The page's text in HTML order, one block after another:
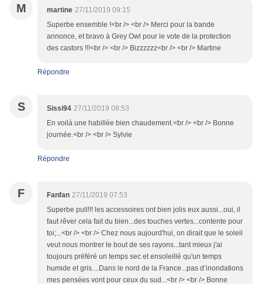
M martine 27/11/2019 09:15
Superbe ensemble !<br /> <br /> Merci pour la bande
annonce, et bravo à Grey Owl pour le vote de la protection
des castors !!!<br /> <br /> Bizzzzzz<br /> <br /> Martine
Répondre
S Sissi94 27/11/2019 08:53
En voilà une habillée bien chaudement.<br /> <br /> Bonne
journée.<br /> <br /> Sylvie
Répondre
F Fanfan 27/11/2019 07:53
Superbe pull!!! les accessoires ont bien jolis eux aussi...oui, il
faut rêver cela fait du bien...des touches vertes...contente pour
toi;...<br /> <br /> Chez nous aujourd'hui, on dirait que le soleil
veut nous montrer le bout de ses rayons...tant mieux j'ai
toujours préféré un temps sec et ensoleillé qu'un temps
humide et gris....Dans le nord de la France...pas d’inondations
mes pensées vont pour ceux du sud...<br /> <br /> Bonne